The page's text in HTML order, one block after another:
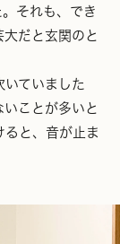
それも、でき
だと玄関のと
ていました
ことが多いと
ると、音が止ま